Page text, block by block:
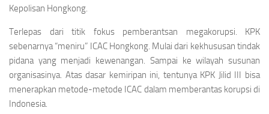
Kepolisan Hongkong.
Terlepas dari titik fokus pemberantsan megakorupsi. KPK
sebenarnya “meniru” ICAC Hongkong. Mulai dari kekhususan tindak
pidana yang menjadi kewenangan. Sampai ke wilayah susunan
organisasinya. Atas dasar kemiripan ini, tentunya KPK Jilid III bisa
menerapkan metode-metode ICAC dalam memberantas korupsi di
Indonesia.